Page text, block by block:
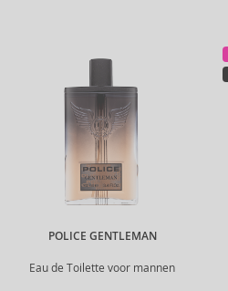
POLICE GENTLEMAN
Eau de Toilette voor mannen